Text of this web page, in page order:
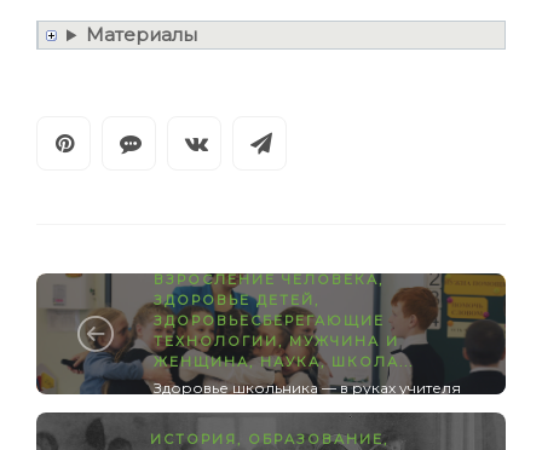
Материалы
ВЗРОСЛЕНИЕ ЧЕЛОВЕКА,
ЗДОРОВЬЕ ДЕТЕЙ ,
ЗДОРОВЬЕСБЕРЕГАЮЩИЕ
ТЕХНОЛОГИИ ,МУЖЧИНА И
ЖЕНЩИНА,НАУКА, ШКОЛА ...
Здоровье школьника — в руках учителя
ИСТОРИЯ , ОБРАЗОВАНИЕ,